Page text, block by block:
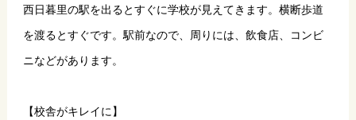
西日暮里の駅を出るとすぐに学校が見えてきます。横断歩道
を渡るとすぐです。駅前なので、周りには、飲食店、コンビ
ニなどがあります。
【校舎がキレイに】